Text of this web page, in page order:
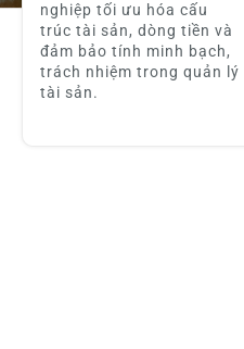
nghiệp tối ưu hóa cấu
trúc tài sản, dòng tiền và
đảm bảo tính minh bạch,
trách nhiệm trong quản lý
tài sản.